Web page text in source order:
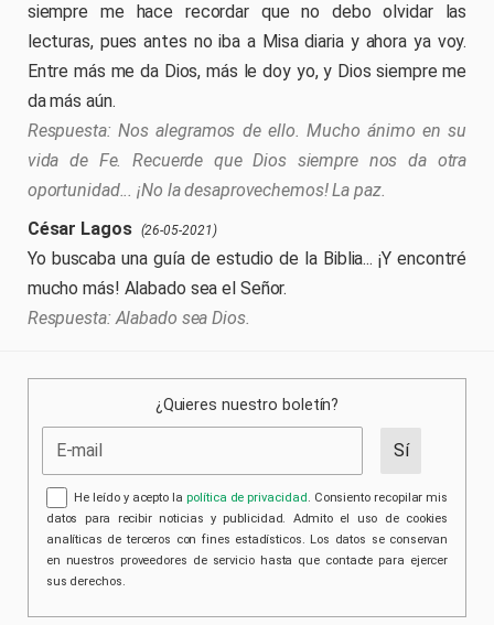
siempre me hace recordar que no debo olvidar las
lecturas, pues antes no iba a Misa diaria y ahora ya voy.
Entre más me da Dios, más le doy yo, y Dios siempre me
da más aún.
Nos alegramos de ello. Mucho ánimo en su
vida de Fe. Recuerde que Dios siempre nos da otra
oportunidad... ¡No la desaprovechemos! La paz.
César Lagos
(26-05-2021)
Yo buscaba una guía de estudio de la Biblia... ¡Y encontré
mucho más! Alabado sea el Señor.
Alabado sea Dios.
¿Quieres nuestro boletín?
He leído y acepto lapolítica de privacidad. Consiento recopilar mis
datos para recibir noticias y publicidad. Admito el uso de cookies
analíticas de terceros con fines estadísticos. Los datos se conservan
en nuestros proveedores de servicio hasta que contacte para ejercer
sus derechos.